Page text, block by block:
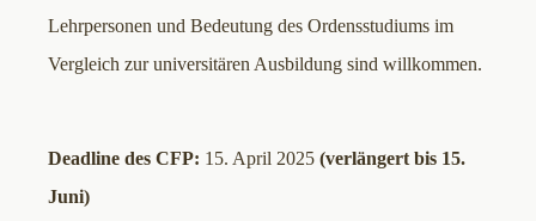
Lehrpersonen und Bedeutung des Ordensstudiums im
Vergleich zur universitären Ausbildung sind willkommen.
Deadline des CFP: 15. April 2025 (verlängert bis 15.
Juni)